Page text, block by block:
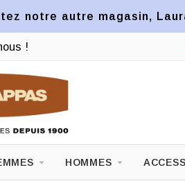
notre autre magasin,
!
HOMMES